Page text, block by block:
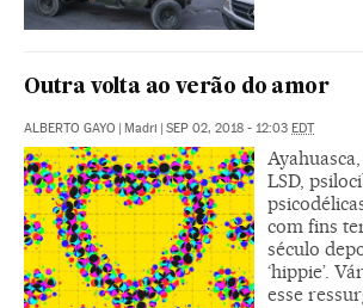
Outra volta ao verão do amor
ALBERTO GAYO Madri SEP 02, 2018 - 12:03 EDT
LSD,
com fins
século
‘hippie’.
esse